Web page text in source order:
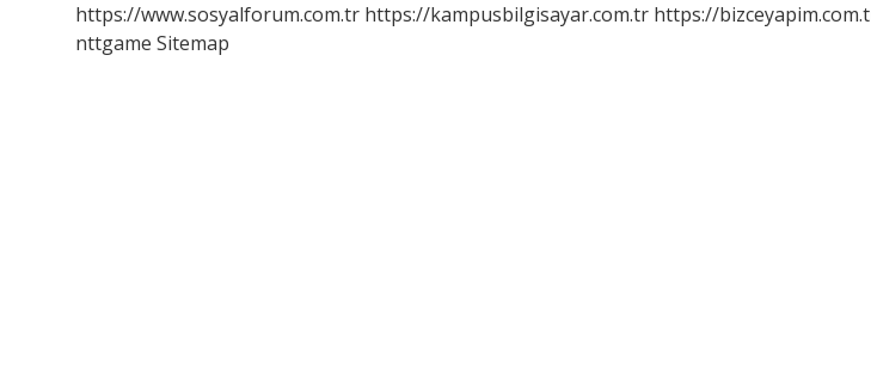
https://www.sosyalforum.com.tr https://kampusbilgisayar.com.tr https://
nttgame Sitemap